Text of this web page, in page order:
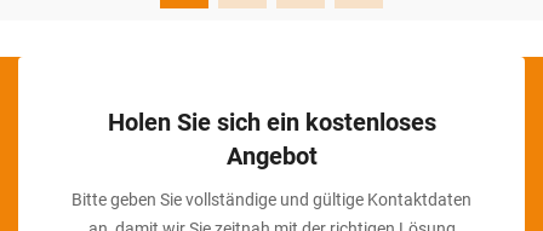
Holen Sie sich ein kostenloses
Angebot
Bitte geben Sie vollständige und gültige Kontaktdaten